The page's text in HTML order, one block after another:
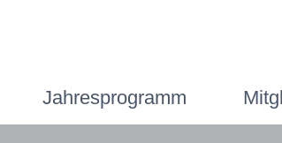
Jahresprogramm